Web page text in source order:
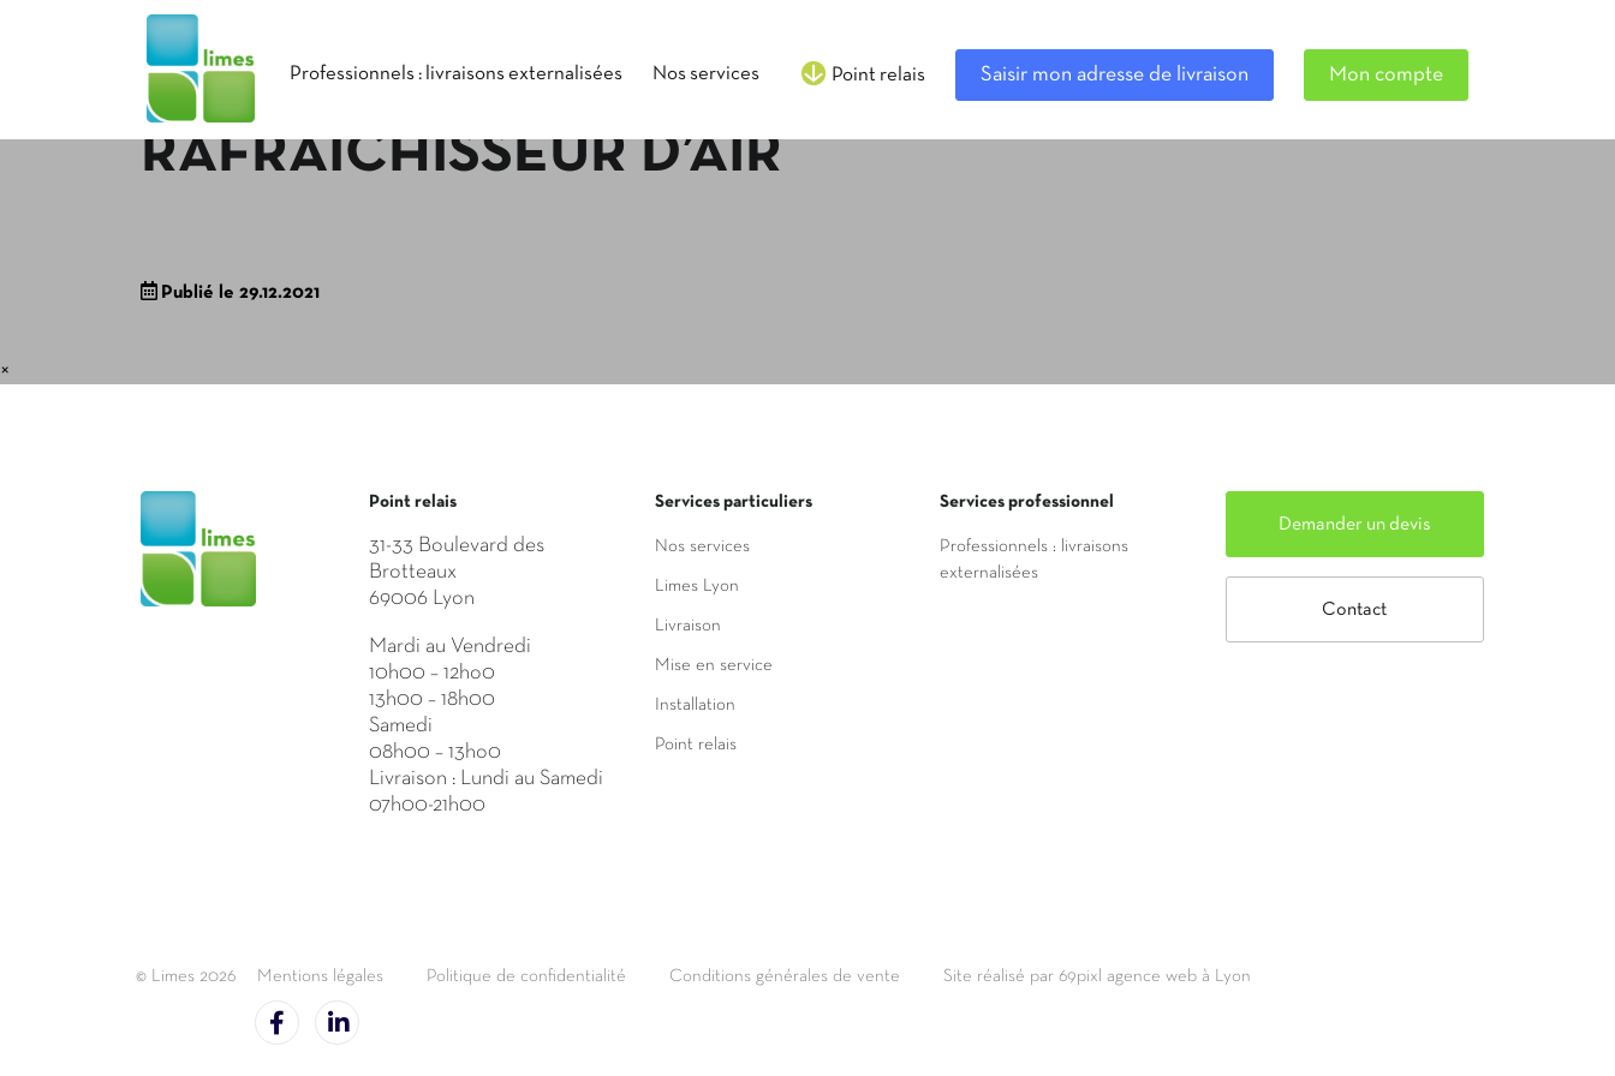
Professionnels : livraisons externalisées Nos services Point relais Saisir mon adresse de livraison Mon compte
RAFRAÎCHISSEUR D’AIR
Publié le 29.12.2021
×
Point relais
31-33 Boulevard des
Brotteaux
69006 Lyon
Mardi au Vendredi
10h00 – 12ho0
13h00 – 18h00
Samedi
08h00 – 13ho0
Livraison : Lundi au Samedi
07h00-21h00
Services particuliers
Nos services
Limes Lyon
Livraison
Mise en service
Installation
Point relais
Services professionnel
Professionnels : livraisons
externalisées
Demander un devis
Contact
© Limes 2026 Mentions légales Politique de confidentialité Conditions générales de vente Site réalisé par 69pixl agence web à Lyon